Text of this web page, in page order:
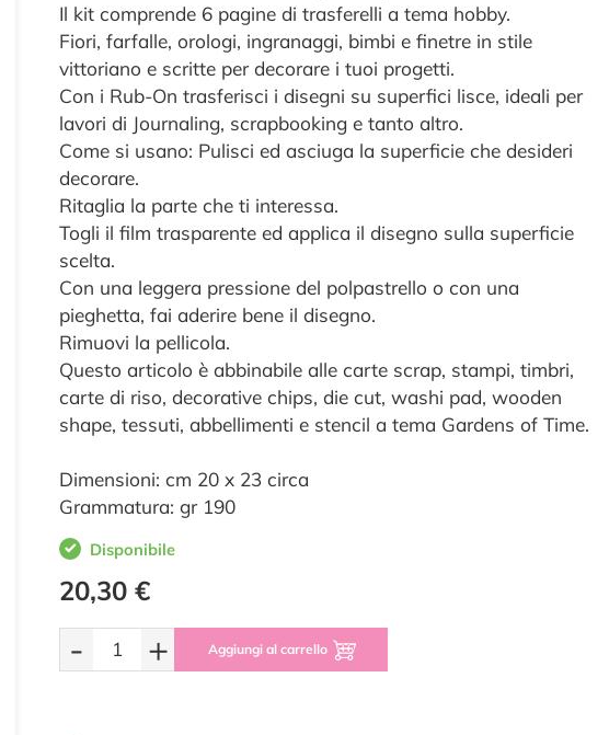
Il kit comprende 6 pagine di trasferelli a tema hobby.
Fiori, farfalle, orologi, ingranaggi, bimbi e finetre in stile
vittoriano e scritte per decorare i tuoi progetti.
Con i Rub-On trasferisci i disegni su superfici lisce, ideali per
lavori di Journaling, scrapbooking e tanto altro.
Come si usano: Pulisci ed asciuga la superficie che desideri
decorare.
Ritaglia la parte che ti interessa.
Togli il film trasparente ed applica il disegno sulla superficie
scelta.
Con una leggera pressione del polpastrello o con una
pieghetta, fai aderire bene il disegno.
Rimuovi la pellicola.
Questo articolo è abbinabile alle carte scrap, stampi, timbri,
carte di riso, decorative chips, die cut, washi pad, wooden
shape, tessuti, abbellimenti e stencil a tema Gardens of Time.
Dimensioni: cm 20 x 23 circa
Grammatura: gr 190
Disponibile
20,30 €
- + Aggiungi al carrello